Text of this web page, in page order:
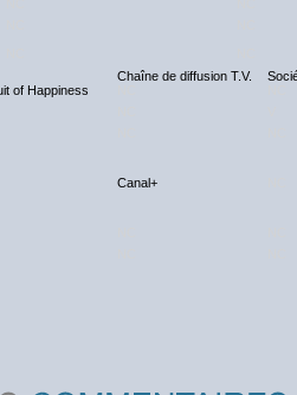
Chaîne de diffusion T.V.
of Happiness
Canal+